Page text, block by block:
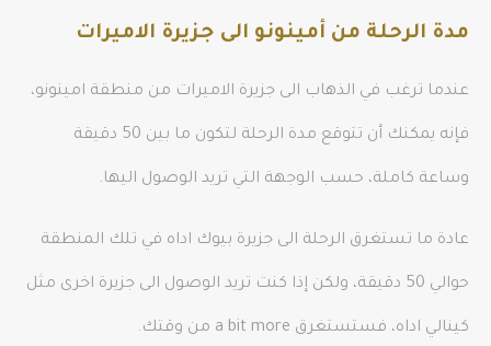
مدة الرحلة من أمينونو الى جزيرة الاميرات
عندما ترغب في الذهاب الى جزيرة الاميرات من منطقة امينونو،
فإنه يمكنك أن تتوقع مدة الرحلة لتكون ما بين 50 دقيقة
وساعة كاملة، حسب الوجهة التي تريد الوصول اليها.
عادة ما تستغرق الرحلة الى جزيرة بيوك اداه في تلك المنطقة
حوالي 50 دقيقة، ولكن إذا كنت تريد الوصول الى جزيرة اخرى مثل
كينالي اداه، فستستغرق a bit more من وقتك.